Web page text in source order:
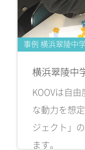
事例 横浜翠陵中
横浜翠陵中
KOOVは自
な動力を想
ジェクト」
ます。